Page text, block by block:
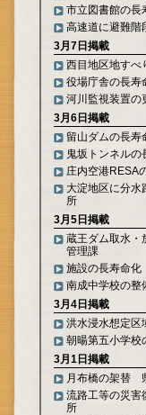
市立図書館の
高速道に避難
3月7日掲載
西目地区地す
役場庁舎の長
河川監視装置
3月6日掲載
留山ダムの長
鬼坂トンネル
庄内空港
大淀地区に分
所
3月5日掲載
蔵王ダム取水
管理課
施設の長寿命
南成中学校の
3月4日掲載
洪水浸水想定
朝暘第五小学
3月1日掲載
月布橋の架替
流路工等の災
所